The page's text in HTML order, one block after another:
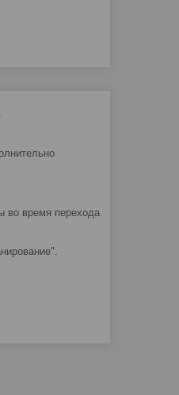
во время перехода